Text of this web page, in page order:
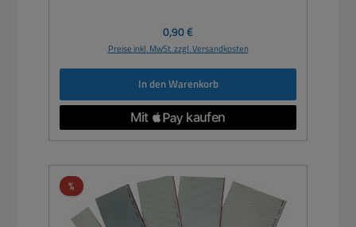
Regulärer Preis:
0,90 €
Preise inkl. MwSt. zzgl. Versandkosten
In den Warenkorb
%Rabatt